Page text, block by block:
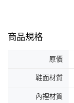
商品規格
原價
鞋面材質
內裡材質